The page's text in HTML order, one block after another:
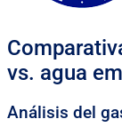
vs. agua
Análisis del